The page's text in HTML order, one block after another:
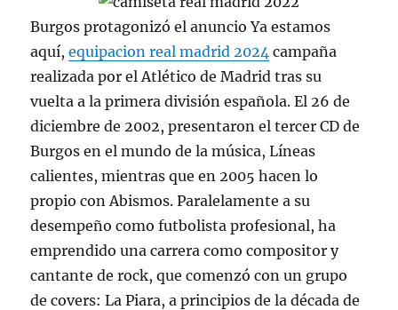
Burgos protagonizó el anuncio Ya estamos
aquí,equipacion real madrid 2024 campaña
realizada por el Atlético de Madrid tras su
vuelta a la primera división española. El 26 de
diciembre de 2002, presentaron el tercer CD de
Burgos en el mundo de la música, Líneas
calientes, mientras que en 2005 hacen lo
propio con Abismos. Paralelamente a su
desempeño como futbolista profesional, ha
emprendido una carrera como compositor y
cantante de rock, que comenzó con un grupo
de covers: La Piara, a principios de la década de